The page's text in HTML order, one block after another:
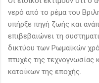
νερό από το ρέμα του
υπήρξε πηγή ζωής και
επιβεβαιώνει τη
δικτύου των Ρωμαϊκών
πτυχές της τεχνογνωσίας
κατοίκων της εποχής.